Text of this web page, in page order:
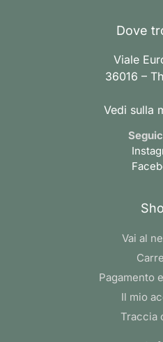
Dove
Viale
36016 –
Vedi sulla
Vai al
Pagamento
Il mio
Traccia